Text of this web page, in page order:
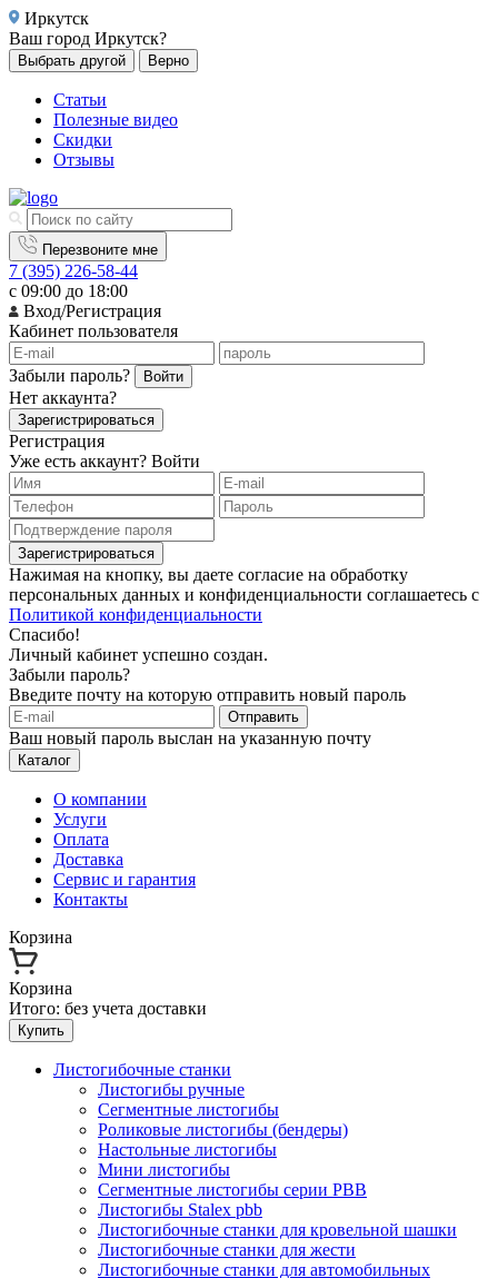
Иркутск
Ваш город Иркутск?
Выбрать другой Верно
Статьи
Полезные видео
Скидки
Отзывы
Перезвоните мне
7 (395) 226-58-44
с 09:00 до 18:00
Вход/Регистрация
Кабинет пользователя
Забыли пароль? Войти
Нет аккаунта?
Зарегистрироваться
Регистрация
Уже есть аккаунт? Войти
Зарегистрироваться
Нажимая на кнопку, вы даете согласие на обработку
персональных данных и конфиденциальности соглашаетесь с
Политикой конфиденциальности
Спасибо!
Личный кабинет успешно создан.
Забыли пароль?
Введите почту на которую отправить новый пароль
Отправить
Ваш новый пароль выслан на указанную почту
Каталог
О компании
Услуги
Оплата
Доставка
Сервис и гарантия
Контакты
Корзина
Корзина
Итого: без учета доставки
Купить
Листогибочные станки
Листогибы ручные
Сегментные листогибы
Роликовые листогибы (бендеры)
Настольные листогибы
Мини листогибы
Сегментные листогибы серии PBB
Листогибы Stalex pbb
Листогибочные станки для кровельной шашки
Листогибочные станки для жести
Листогибочные станки для автомобильных